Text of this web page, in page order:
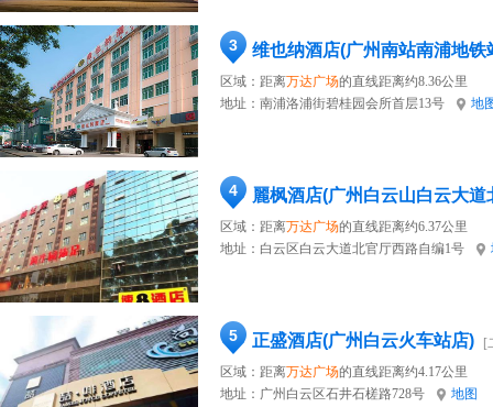
3 维也纳酒店(广州南站南浦地铁
区域：距离万达广场的直线距离约8.36公里
地址： 南浦洛浦街碧桂园会所首层13号 地
4 麗枫酒店(广州白云山白云大道
区域：距离万达广场的直线距离约6.37公里
地址： 白云区白云大道北官厅西路自编1号
5 正盛酒店(广州白云火车站店)
[
区域：距离万达广场的直线距离约4.17公里
地址： 广州白云区石井石槎路728号 地图